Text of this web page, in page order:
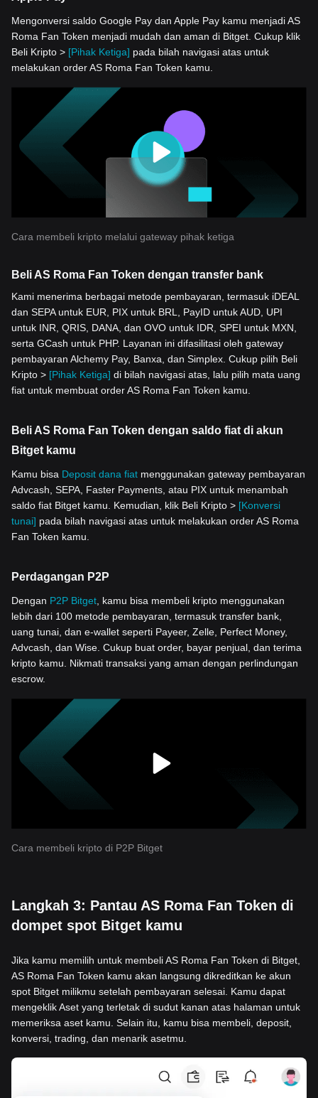
Mengonversi saldo Google Pay dan Apple Pay kamu menjadi AS
Roma Fan Token menjadi mudah dan aman di Bitget. Cukup klik
Beli Kripto > [Pihak Ketiga] pada bilah navigasi atas untuk
melakukan order AS Roma Fan Token kamu.
Cara membeli kripto melalui gateway pihak ketiga
Beli AS Roma Fan Token dengan transfer bank
Kami menerima berbagai metode pembayaran, termasuk iDEAL
dan SEPA untuk EUR, PIX untuk BRL, PayID untuk AUD, UPI
untuk INR, QRIS, DANA, dan OVO untuk IDR, SPEI untuk MXN,
serta GCash untuk PHP. Layanan ini difasilitasi oleh gateway
pembayaran Alchemy Pay, Banxa, dan Simplex. Cukup pilih Beli
Kripto > [Pihak Ketiga] di bilah navigasi atas, lalu pilih mata uang
fiat untuk membuat order AS Roma Fan Token kamu.
Beli AS Roma Fan Token dengan saldo fiat di akun
Bitget kamu
Kamu bisa Deposit dana fiat menggunakan gateway pembayaran
Advcash, SEPA, Faster Payments, atau PIX untuk menambah
saldo fiat Bitget kamu. Kemudian, klik Beli Kripto > [Konversi
tunai] pada bilah navigasi atas untuk melakukan order AS Roma
Fan Token kamu.
Perdagangan P2P
Dengan P2P Bitget, kamu bisa membeli kripto menggunakan
lebih dari 100 metode pembayaran, termasuk transfer bank,
uang tunai, dan e-wallet seperti Payeer, Zelle, Perfect Money,
Advcash, dan Wise. Cukup buat order, bayar penjual, dan terima
kripto kamu. Nikmati transaksi yang aman dengan perlindungan
escrow.
Cara membeli kripto di P2P Bitget
Langkah 3: Pantau AS Roma Fan Token di
dompet spot Bitget kamu
Jika kamu memilih untuk membeli AS Roma Fan Token di Bitget,
AS Roma Fan Token kamu akan langsung dikreditkan ke akun
spot Bitget milikmu setelah pembayaran selesai. Kamu dapat
mengeklik Aset yang terletak di sudut kanan atas halaman untuk
memeriksa aset kamu. Selain itu, kamu bisa membeli, deposit,
konversi, trading, dan menarik asetmu.